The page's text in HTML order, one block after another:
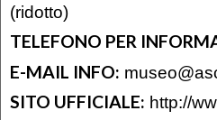
(ridotto)
TELEFONO PER
E-MAIL INFO:
SITO UFFICIALE: http://